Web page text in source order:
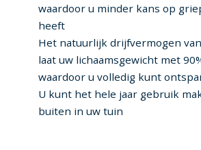
waardoor u minder kans op
heeft
Het natuurlijk drijfvermogen
laat uw lichaamsgewicht met
waardoor u volledig kunt
U kunt het hele jaar gebruik
buiten in uw tuin